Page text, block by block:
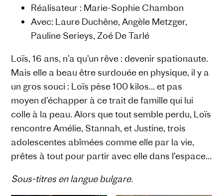
Réalisateur : Marie-Sophie Chambon
Avec: Laure Duchêne, Angèle Metzger,
Pauline Serieys, Zoé De Tarlé
Loïs, 16 ans, n’a qu’un rêve : devenir spationaute.
Mais elle a beau être surdouée en physique, il y a
un gros souci : Loïs pèse 100 kilos… et pas
moyen d’échapper à ce trait de famille qui lui
colle à la peau. Alors que tout semble perdu, Loïs
rencontre Amélie, Stannah, et Justine, trois
adolescentes abîmées comme elle par la vie,
prêtes à tout pour partir avec elle dans l’espace…
Sous-titres en langue bulgare.